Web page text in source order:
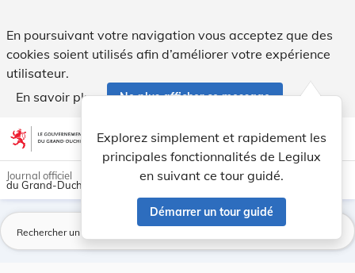
En poursuivant votre navigation vous acceptez que des
cookies soient utilisés afin d’améliorer votre expérience
utilisateur.
En savoir plus
Ne plus afficher ce message
Aller au contenu account_circle help Aide
Explorez simplement et rapidement les
principales fonctionnalités de Legilux
en suivant ce tour guidé.
Démarrer un tour guidé
light_mode dark_mode
Journal officiel
du Grand-Duché de Luxembourg